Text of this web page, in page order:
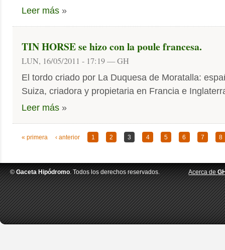
Leer más »
TIN HORSE se hizo con la poule francesa.
LUN, 16/05/2011 - 17:19 — GH
El tordo criado por La Duquesa de Moratalla:
Suiza, criadora y propietaria en Francia e
Leer más »
« primera ‹ anterior 1 2 3 4 5 6 7 8
© Gaceta Hipódromo. Todos los derechos reservados. Acerca de